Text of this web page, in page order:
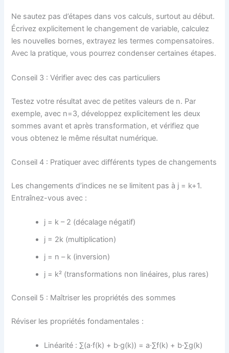
Ne sautez pas d’étapes dans vos calculs, surtout au début.
Écrivez explicitement le changement de variable, calculez
les nouvelles bornes, extrayez les termes compensatoires.
Avec la pratique, vous pourrez condenser certaines étapes.
Conseil 3 : Vérifier avec des cas particuliers
Testez votre résultat avec de petites valeurs de n. Par
exemple, avec n=3, développez explicitement les deux
sommes avant et après transformation, et vérifiez que
vous obtenez le même résultat numérique.
Conseil 4 : Pratiquer avec différents types de changements
Les changements d’indices ne se limitent pas à j = k+1.
Entraînez-vous avec :
j = k – 2 (décalage négatif)
j = 2k (multiplication)
j = n – k (inversion)
j = k² (transformations non linéaires, plus rares)
Conseil 5 : Maîtriser les propriétés des sommes
Réviser les propriétés fondamentales :
Linéarité : ∑(a·f(k) + b·g(k)) = a·∑f(k) + b·∑g(k)